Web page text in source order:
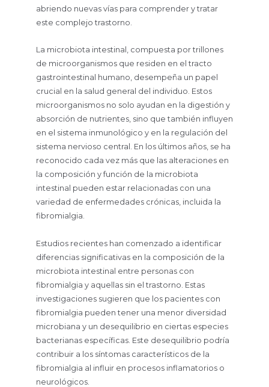
abriendo nuevas vías para comprender y tratar
este complejo trastorno.
La microbiota intestinal, compuesta por trillones
de microorganismos que residen en el tracto
gastrointestinal humano, desempeña un papel
crucial en la salud general del individuo. Estos
microorganismos no solo ayudan en la digestión y
absorción de nutrientes, sino que también influyen
en el sistema inmunológico y en la regulación del
sistema nervioso central. En los últimos años, se ha
reconocido cada vez más que las alteraciones en
la composición y función de la microbiota
intestinal pueden estar relacionadas con una
variedad de enfermedades crónicas, incluida la
fibromialgia.
Estudios recientes han comenzado a identificar
diferencias significativas en la composición de la
microbiota intestinal entre personas con
fibromialgia y aquellas sin el trastorno. Estas
investigaciones sugieren que los pacientes con
fibromialgia pueden tener una menor diversidad
microbiana y un desequilibrio en ciertas especies
bacterianas específicas. Este desequilibrio podría
contribuir a los síntomas característicos de la
fibromialgia al influir en procesos inflamatorios o
neurológicos.